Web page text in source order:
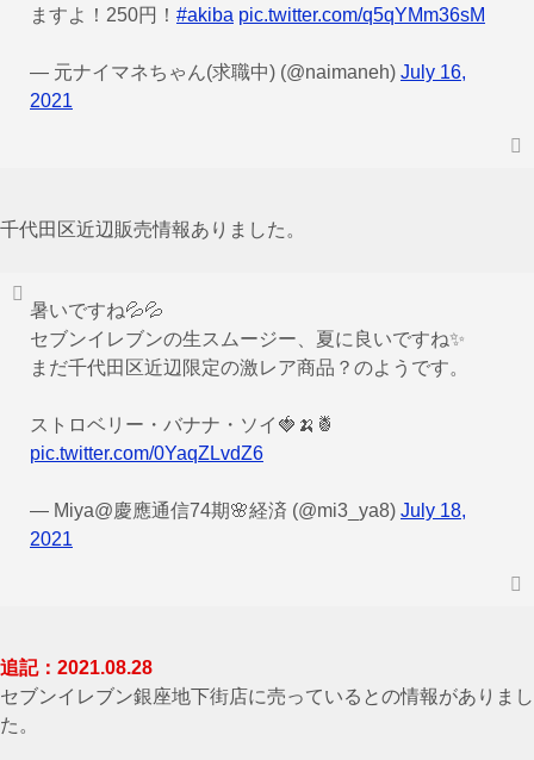
ますよ！250円！ #akiba pic.twitter.com/q5qYMm36sM
— 元ナイマネちゃん(求職中) (@naimaneh) July 16,
2021
千代田区近辺販売情報ありました。
暑いですね💦💦
セブンイレブンの生スムージー、夏に良いですね✨
まだ千代田区近辺限定の激レア商品？のようです。
ストロベリー・バナナ・ソイ🍓🍌🍍
pic.twitter.com/0YaqZLvdZ6
— Miya@慶應通信74期🌸経済 (@mi3_ya8) July 18,
2021
追記：2021.08.28
セブンイレブン銀座地下街店に売っているとの情報がありまし
た。